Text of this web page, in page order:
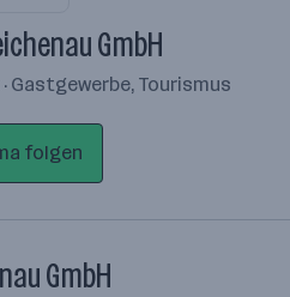
GmbH
Gastgewerbe, Tourismus
folgen
GmbH